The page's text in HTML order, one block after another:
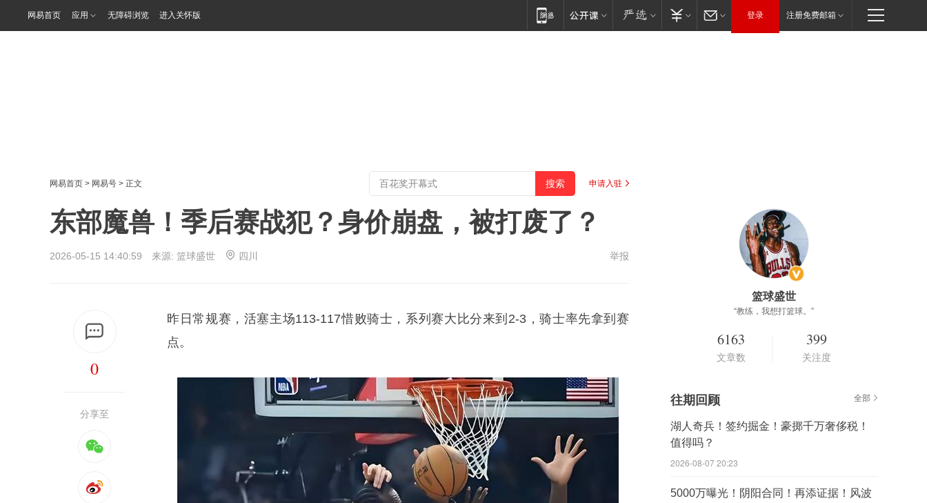
网易首页 应用 无障碍浏览 进入关怀版 登录 注册免费邮箱
网易首页 > 网易号 > 正文 申请入驻
东部魔兽！季后赛战犯？身价崩盘，被打废了？
2026-05-15 14:40:59 来源: 篮球盛世 四川 举报
0
分享至
昨日常规赛，活塞主场113-117惜败骑士，系列赛大比分来到2-3，骑士率先拿到赛
点。
篮球盛世
“教练，我想打篮球。”
6163
文章数
399
关注度
往期回顾 全部
湖人奇兵！签约掘金！豪掷千万奢侈税！
值得吗？
2026-08-07 20:23
5000万曝光！阴阳合同！再添证据！风波